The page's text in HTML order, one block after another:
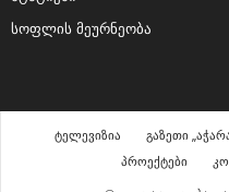
სოფლის მეურნეობა
ტელევიზია გაზეთი
პროექტები